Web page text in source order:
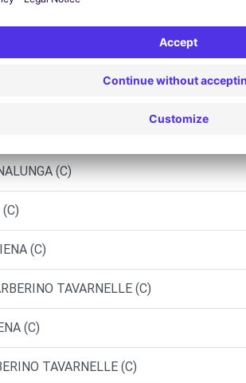
(C)
(C)
TAVARNELLE (C)
(C)
TAVARNELLE (C)